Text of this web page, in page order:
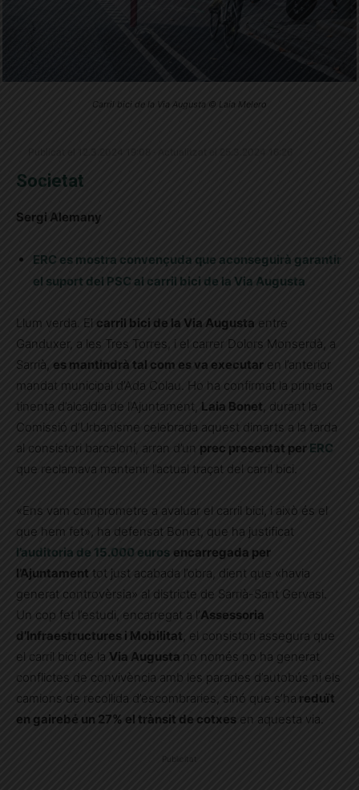
Carril bici de la Via Augusta © Laia Melero
Societat
Sergi Alemany
ERC es mostra convençuda que aconseguirà garantir
el suport del PSC al carril bici de la Via Augusta
Llum verda. El carril bici de la Via Augusta entre
Ganduxer, a les Tres Torres, i el carrer Dolors Monserdà, a
Sarrià, es mantindrà tal com es va executar en l’anterior
mandat municipal d’Ada Colau. Ho ha confirmat la primera
tinenta d’alcaldia de l’Ajuntament, Laia Bonet, durant la
Comissió d’Urbanisme celebrada aquest dimarts a la tarda
al consistori barceloní, arran d’un prec presentat per ERC
que reclamava mantenir l’actual traçat del carril bici.
«Ens vam comprometre a avaluar el carril bici, i això és el
que hem fet», ha defensat Bonet, que ha justificat
l’auditoria de 15.000 euros encarregada per
l’Ajuntament tot just acabada l’obra, dient que «havia
generat controvèrsia» al districte de Sarrià-Sant Gervasi.
Un cop fet l’estudi, encarregat a l’Assessoria
d’Infraestructures i Mobilitat, el consistori assegura que
el carril bici de la Via Augusta no només no ha generat
conflictes de convivència amb les parades d’autobús ni els
camions de recollida d’escombraries, sinó que s’ha reduït
en gairebé un 27% el trànsit de cotxes en aquesta via.
Publicitat